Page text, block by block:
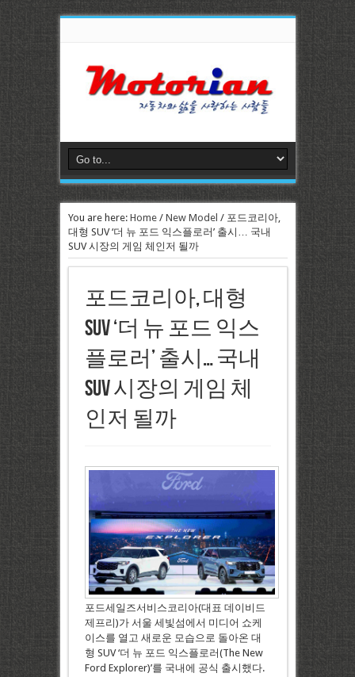
You are here: Home/ New Model / 포드코리아,
대형 SUV ‘더 뉴 포드 익스플로러’ 출시… 국내
SUV 시장의 게임 체인저 될까
포드코리아, 대형
SUV ‘더 뉴 포드 익스
플로러’ 출시… 국내
SUV 시장의 게임 체
인저 될까
포드세일즈서비스코리아(대표 데이비드
제프리)가 서울 세빛섬에서 미디어 쇼케
이스를 열고 새로운 모습으로 돌아온 대
형 SUV ‘더 뉴 포드 익스플로러(The New
Ford Explorer)’를 국내에 공식 출시했다.